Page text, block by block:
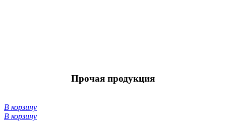
Прочая продукция
В корзину
В корзину